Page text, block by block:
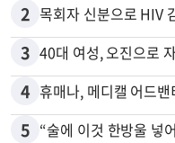
2 목회자 신분으로 HIV
3 40대 여성, 오진으로
4 휴매나, 메디캘 어드
5